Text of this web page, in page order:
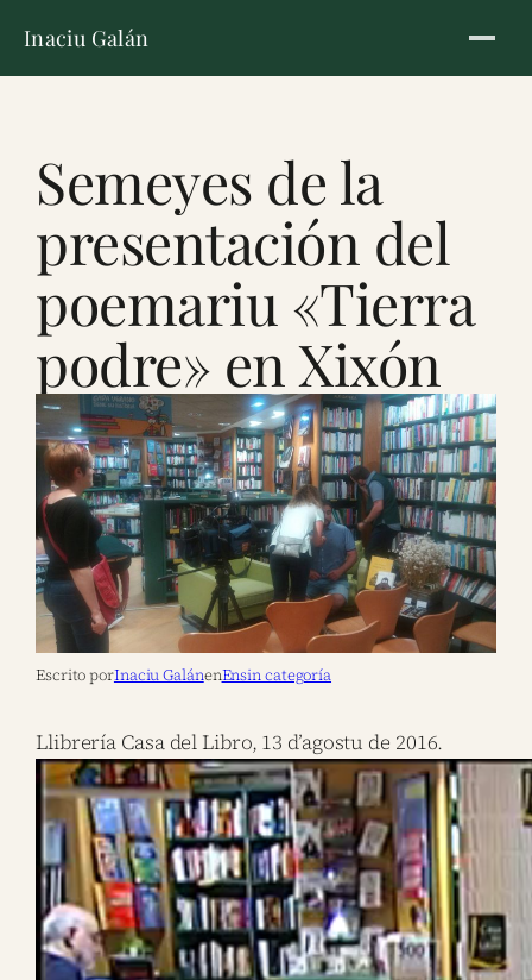
Inaciu Galán
Semeyes de la
presentación del
poemariu «Tierra
podre» en Xixón
Escrito porInaciu GalánenEnsin categoría
Llibrería Casa del Libro, 13 d’agostu de 2016.